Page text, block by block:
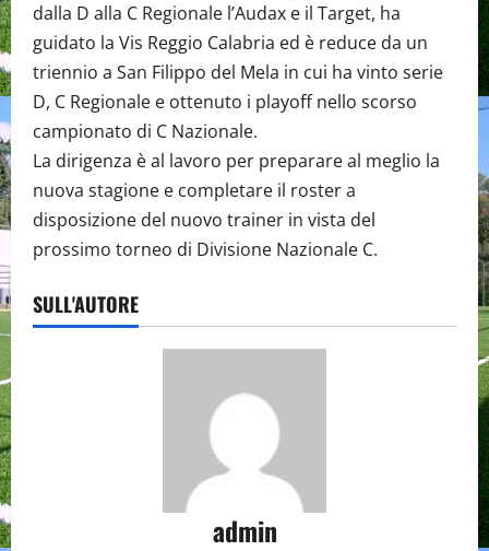
dalla D alla C Regionale l’Audax e il Target, ha
guidato la Vis Reggio Calabria ed è reduce da un
triennio a San Filippo del Mela in cui ha vinto serie
D, C Regionale e ottenuto i playoff nello scorso
campionato di C Nazionale.
La dirigenza è al lavoro per preparare al meglio la
nuova stagione e completare il roster a
disposizione del nuovo trainer in vista del
prossimo torneo di Divisione Nazionale C.
SULL'AUTORE
admin